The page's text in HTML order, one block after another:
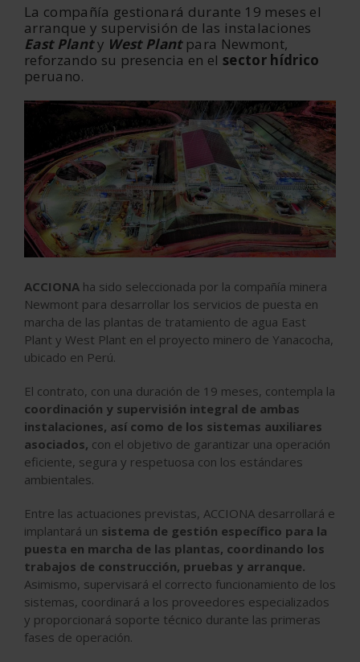
La compañía gestionará durante 19 meses el
arranque y supervisión de las instalaciones
East Plant y West Plantpara Newmont,
reforzando su presencia en el sector hídrico
peruano.
ACCIONA ha sido seleccionada por la compañía minera
Newmont para desarrollar los servicios de puesta en
marcha de las plantas de tratamiento de agua East
Plant y West Plant en el proyecto minero de Yanacocha,
ubicado en Perú.
El contrato, con una duración de 19 meses, contempla la
coordinación y supervisión integral de ambas
instalaciones, así como de los sistemas auxiliares
asociados, con el objetivo de garantizar una operación
eficiente, segura y respetuosa con los estándares
ambientales.
Entre las actuaciones previstas, ACCIONA desarrollará e
implantará un sistema de gestión específico para la
puesta en marcha de las plantas, coordinando los
trabajos de construcción, pruebas y arranque.
Asimismo, supervisará el correcto funcionamiento de los
sistemas, coordinará a los proveedores especializados
y proporcionará soporte técnico durante las primeras
fases de operación.